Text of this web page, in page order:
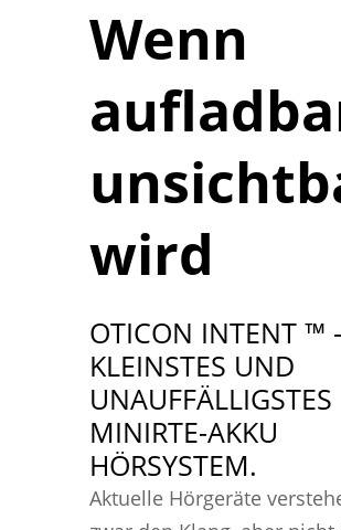
Wenn
wird
OTICON INTENT ™️ -
KLEINSTES UND
UNAUFFÄLLIGSTES
MINIRTE-AKKU
HÖRSYSTEM.
Aktuelle Hörgeräte